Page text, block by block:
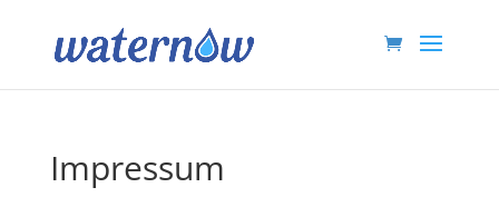
Impressum